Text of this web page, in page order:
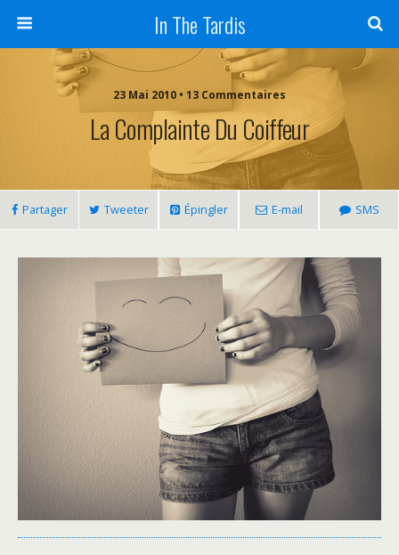
In The Tardis
23 Mai 2010 • 13 Commentaires
La Complainte Du Coiffeur
Partager Tweeter Épingler E-mail SMS